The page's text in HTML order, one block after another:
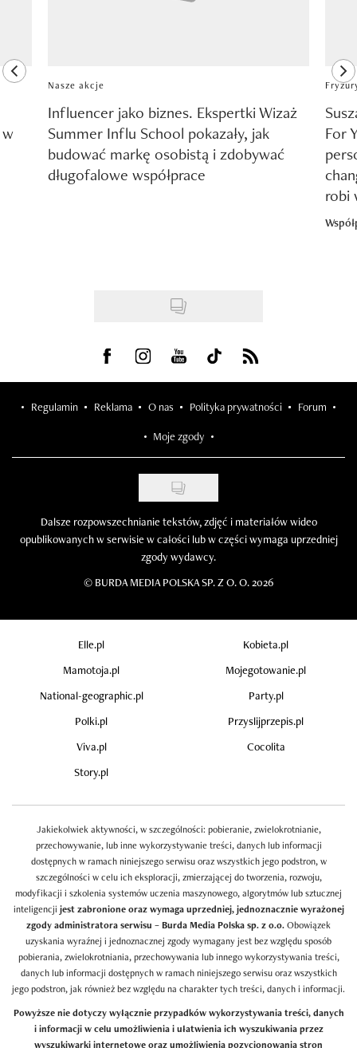
previous element
Nasze akcje
Influencer jako biznes. Ekspertki Wizaż
Summer Influ School pokazały, jak
budować markę osobistą i zdobywać
długofalowe współprace
For
robi
Visit us on Facebook
Visit us on Instagram
Visit us on Youtube
Visit us on Tiktok
Visit us on Rss
Regulamin Reklama O nas Polityka prywatności Forum
Moje zgody
Dalsze rozpowszechnianie tekstów, zdjęć i materiałów wideo
opublikowanych w serwisie w całości lub w części wymaga uprzedniej
zgody wydawcy.
© BURDA MEDIA POLSKA SP. Z O. O. 2026
Elle.pl
Kobieta.pl
Mamotoja.pl
Mojegotowanie.pl
National-geographic.pl
Party.pl
Polki.pl
Przyslijprzepis.pl
Viva.pl
Cocolita
Story.pl
Jakiekolwiek aktywności, w szczególności: pobieranie, zwielokrotnianie,
przechowywanie, lub inne wykorzystywanie treści, danych lub informacji
dostępnych w ramach niniejszego serwisu oraz wszystkich jego podstron, w
szczególności w celu ich eksploracji, zmierzającej do tworzenia, rozwoju,
modyfikacji i szkolenia systemów uczenia maszynowego, algorytmów lub sztucznej
inteligencji jest zabronione oraz wymaga uprzedniej, jednoznacznie wyrażonej
zgody administratora serwisu – Burda Media Polska sp. z o.o.Obowiązek
uzyskania wyraźnej i jednoznacznej zgody wymagany jest bez względu sposób
pobierania, zwielokrotniania, przechowywania lub innego wykorzystywania treści,
danych lub informacji dostępnych w ramach niniejszego serwisu oraz wszystkich
jego podstron, jak również bez względu na charakter tych treści, danych i informacji.
Powyższe nie dotyczy wyłącznie przypadków wykorzystywania treści, danych
i informacji w celu umożliwienia i ułatwienia ich wyszukiwania przez
wyszukiwarki internetowe oraz umożliwienia pozycjonowania stron